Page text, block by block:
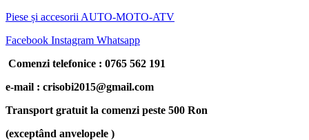
Piese și accesorii AUTO-MOTO-ATV
Facebook Instagram Whatsapp
Comenzi telefonice : 0765 562 191
e-mail : crisobi2015@gmail.com
Transport gratuit la comenzi peste 500 Ron
(exceptând anvelopele )